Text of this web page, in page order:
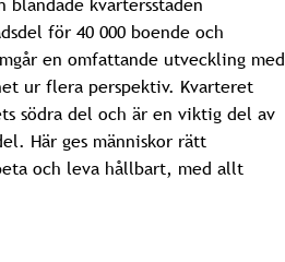
blandade kvartersstaden
för 40 000 boende och
en omfattande utveckling med
ur flera perspektiv. Kvarteret
södra del och är en viktig del av
Här ges människor rätt
och leva hållbart, med allt